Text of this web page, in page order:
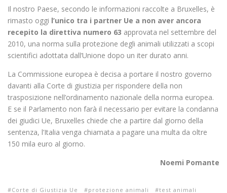
Il nostro Paese, secondo le informazioni raccolte a Bruxelles, è
rimasto oggi l’unico tra i partner Ue a non aver ancora
recepito la direttiva numero 63 approvata nel settembre del
2010, una norma sulla protezione degli animali utilizzati a scopi
scientifici adottata dall’Unione dopo un iter durato anni.
La Commissione europea è decisa a portare il nostro governo
davanti alla Corte di giustizia per rispondere della non
trasposizione nell’ordinamento nazionale della norma europea.
E se il Parlamento non farà il necessario per evitare la condanna
dei giudici Ue, Bruxelles chiede che a partire dal giorno della
sentenza, l’Italia venga chiamata a pagare una multa da oltre
150 mila euro al giorno.
Noemi Pomante
Corte di Giustizia Ue protezione animali test animali